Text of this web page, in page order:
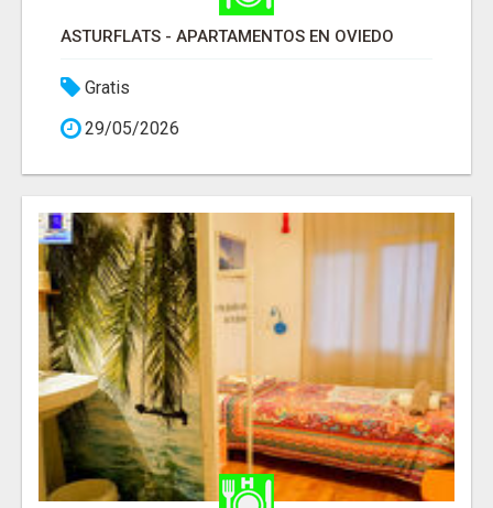
ASTURFLATS - APARTAMENTOS EN OVIEDO
Gratis
29/05/2026